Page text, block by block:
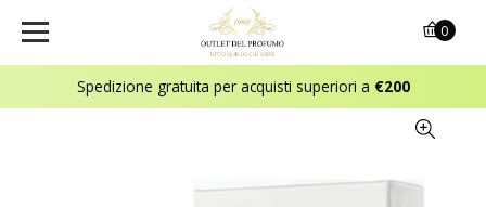
Spedizione gratuita per acquisti superiori a €200
0